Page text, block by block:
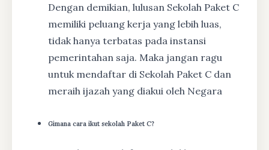
Dengan demikian, lulusan Sekolah Paket C
memiliki peluang kerja yang lebih luas,
tidak hanya terbatas pada instansi
pemerintahan saja. Maka jangan ragu
untuk mendaftar di Sekolah Paket C dan
meraih ijazah yang diakui oleh Negara
Gimana cara ikut sekolah Paket C?